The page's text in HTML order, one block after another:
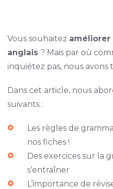
Vous souhaitez améliorer
anglais ? Mais par où
inquiétez pas, nous avons
Dans cet article, nous
suivants :
Les règles de
nos fiches !
Des exercices sur la
s’entraîner
L’importance de